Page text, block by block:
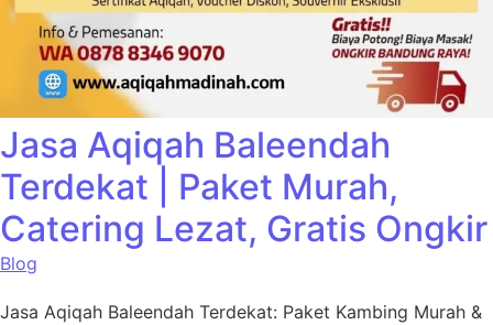
Jasa Aqiqah Baleendah
Terdekat | Paket Murah,
Catering Lezat, Gratis Ongkir
Blog
Jasa Aqiqah Baleendah Terdekat: Paket Kambing Murah &